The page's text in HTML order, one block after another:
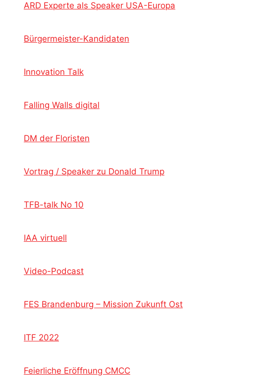
ARD Experte als Speaker USA-Europa
Bürgermeister-Kandidaten
Innovation Talk
Falling Walls digital
DM der Floristen
Vortrag / Speaker zu Donald Trump
TFB-talk No 10
IAA virtuell
Video-Podcast
FES Brandenburg – Mission Zukunft Ost
ITF 2022
Feierliche Eröffnung CMCC